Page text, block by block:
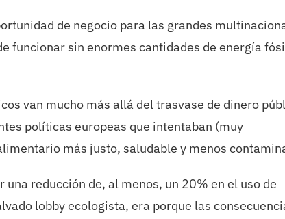
de negocio para las grandes
funcionar sin enormes cantidades de energía
van mucho más allá del trasvase de dinero
políticas europeas que intentaban (muy
más justo, saludable y menos
reducción de, al menos, un 20% en el uso de
lobby ecologista, era porque las